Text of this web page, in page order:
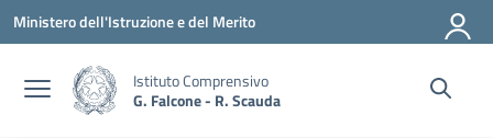
Vai ai contenuti
Vai al menu di navigazione
Vai al footer
Ministero dell'Istruzione e del Merito
Istituto Comprensivo
G. Falcone - R. Scauda